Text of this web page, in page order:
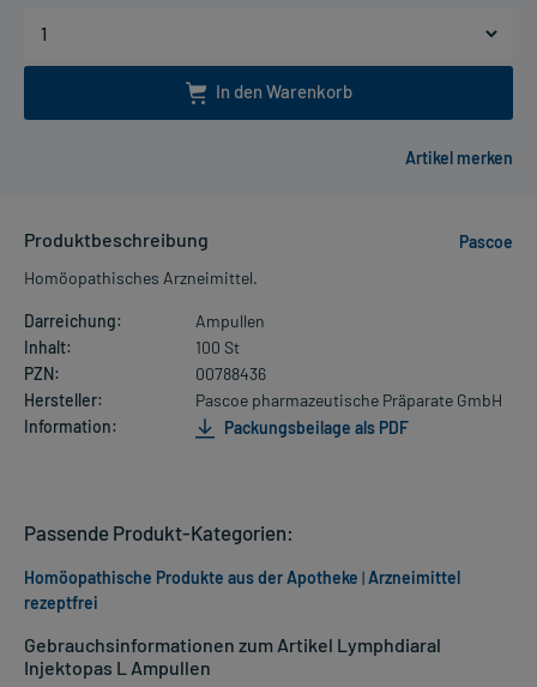
In den Warenkorb
Produktbeschreibung
Pascoe
Homöopathisches Arzneimittel.
Darreichung:
Ampullen
Inhalt:
100 St
PZN:
00788436
Hersteller:
Pascoe pharmazeutische Präparate GmbH
Information:
Packungsbeilage als PDF
Gebrauchsinformationen zum Artikel Lymphdiaral
Injektopas L Ampullen
Passende Produkt-Kategorien:
Homöopathische Produkte aus der Apotheke |Arzneimittel
rezeptfrei